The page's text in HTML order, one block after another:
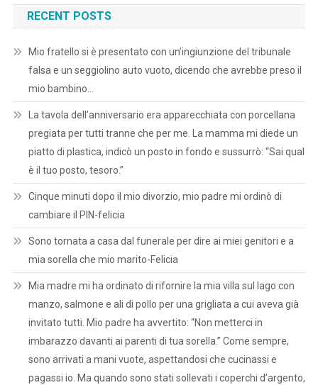
RECENT POSTS
Mio fratello si è presentato con un’ingiunzione del tribunale
falsa e un seggiolino auto vuoto, dicendo che avrebbe preso il
mio bambino…
La tavola dell’anniversario era apparecchiata con porcellana
pregiata per tutti tranne che per me. La mamma mi diede un
piatto di plastica, indicò un posto in fondo e sussurrò: “Sai qual
è il tuo posto, tesoro.”
Cinque minuti dopo il mio divorzio, mio padre mi ordinò di
cambiare il PIN-felicia
Sono tornata a casa dal funerale per dire ai miei genitori e a
mia sorella che mio marito-Felicia
Mia madre mi ha ordinato di rifornire la mia villa sul lago con
manzo, salmone e ali di pollo per una grigliata a cui aveva già
invitato tutti. Mio padre ha avvertito: “Non metterci in
imbarazzo davanti ai parenti di tua sorella.” Come sempre,
sono arrivati a mani vuote, aspettandosi che cucinassi e
pagassi io. Ma quando sono stati sollevati i coperchi d’argento,